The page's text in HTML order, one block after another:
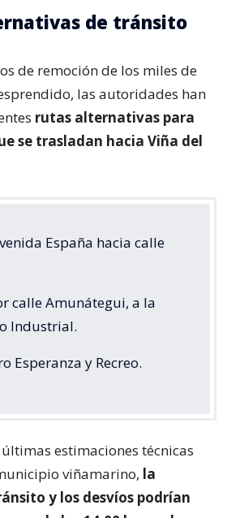
de tránsito
de remoción de los miles de
las autoridades han
rutas alternativas para
se trasladan hacia Viña del
España hacia calle
calle Amunátegui, a la
Industrial.
Esperanza y Recreo.
estimaciones técnicas
viñamarino, la
y los desvíos podrían